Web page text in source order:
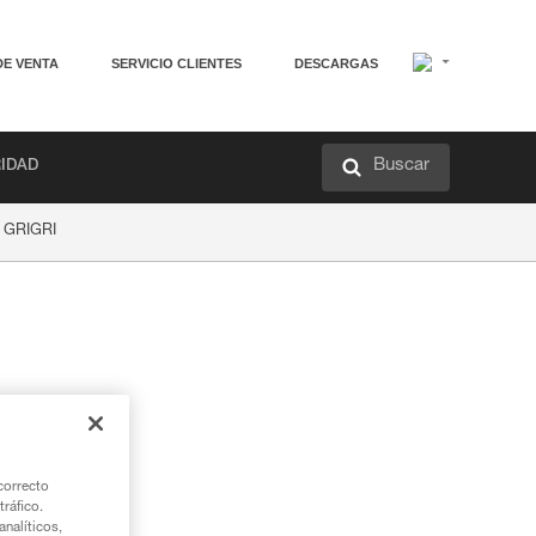
VENTA SERVICIO CLIENTES DESCARGAS
Buscar